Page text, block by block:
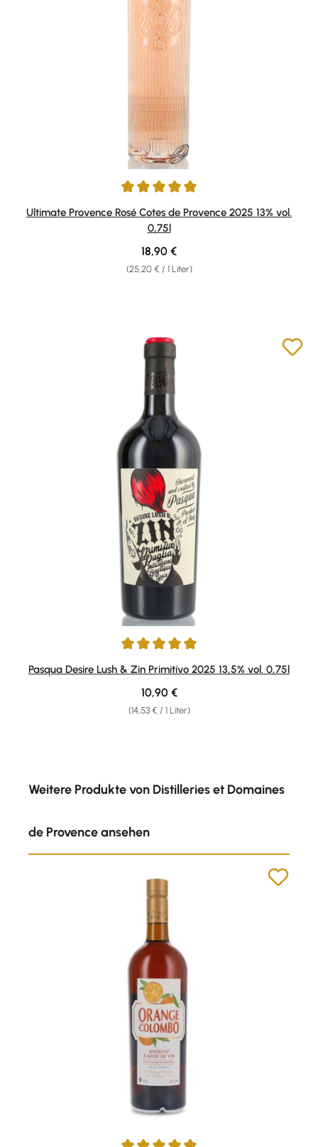
Durchschnittliche Bewertung von 5 von 5 Sternen
Ultimate Provence Rosé Cotes de Provence 2025 13% vol.
0,75l
(25,20 € / 1 Liter)
Regulärer Preis:
18,90 €
Durchschnittliche Bewertung von 4.91 von 5 Sternen
Pasqua Desire Lush & Zin Primitivo 2025 13,5% vol. 0,75l
(14,53 € / 1 Liter)
Regulärer Preis:
10,90 €
Weitere Produkte von Distilleries et Domaines
de Provence ansehen